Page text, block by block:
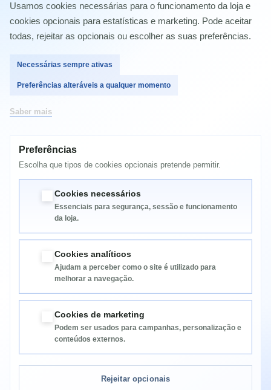
Quantidade
MAIS INFORMAÇÃO
Informação
Categorias
Informação da Loja
Usamos cookies necessárias para o funcionamento da loja e
cookies opcionais para estatísticas e marketing. Pode aceitar
todas, rejeitar as opcionais ou escolher as suas preferências.
Necessárias sempre ativas
Preferências alteráveis a qualquer momento
Saber mais
Preferências
Escolha que tipos de cookies opcionais pretende permitir.
Cookies necessários
Essenciais para segurança, sessão e funcionamento
da loja.
Cookies analíticos
Ajudam a perceber como o site é utilizado para
melhorar a navegação.
Cookies de marketing
Podem ser usados para campanhas, personalização e
conteúdos externos.
Rejeitar opcionais